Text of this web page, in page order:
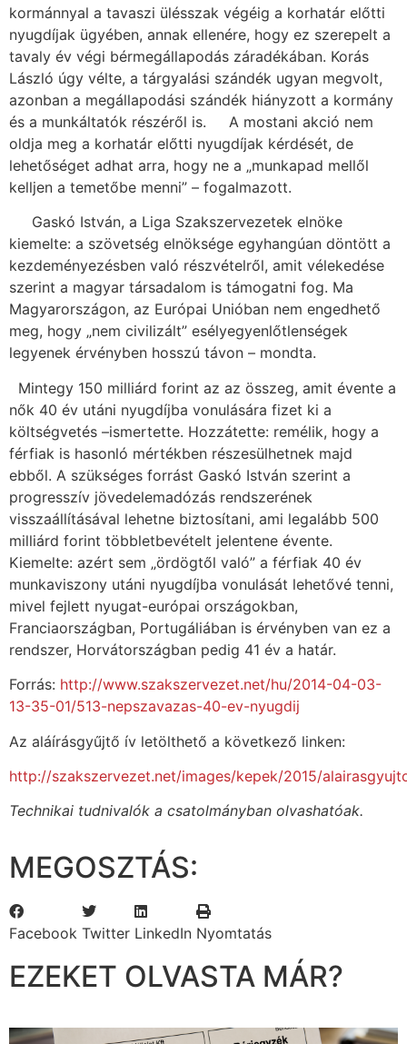
kormánnyal a tavaszi ülésszak végéig a korhatár előtti
nyugdíjak ügyében, annak ellenére, hogy ez szerepelt a
tavaly év végi bérmegállapodás záradékában. Korás
László úgy vélte, a tárgyalási szándék ugyan megvolt,
azonban a megállapodási szándék hiányzott a kormány
és a munkáltatók részéről is. A mostani akció nem
oldja meg a korhatár előtti nyugdíjak kérdését, de
lehetőséget adhat arra, hogy ne a „munkapad mellől
kelljen a temetőbe menni” – fogalmazott.
Gaskó István, a Liga Szakszervezetek elnöke
kiemelte: a szövetség elnöksége egyhangúan döntött a
kezdeményezésben való részvételről, amit vélekedése
szerint a magyar társadalom is támogatni fog. Ma
Magyarországon, az Európai Unióban nem engedhető
meg, hogy „nem civilizált” esélyegyenlőtlenségek
legyenek érvényben hosszú távon – mondta.
Mintegy 150 milliárd forint az az összeg, amit évente a
nők 40 év utáni nyugdíjba vonulására fizet ki a
költségvetés –ismertette. Hozzátette: remélik, hogy a
férfiak is hasonló mértékben részesülhetnek majd
ebből. A szükséges forrást Gaskó István szerint a
progresszív jövedelemadózás rendszerének
visszaállításával lehetne biztosítani, ami legalább 500
milliárd forint többletbevételt jelentene évente.
Kiemelte: azért sem „ördögtől való” a férfiak 40 év
munkaviszony utáni nyugdíjba vonulását lehetővé tenni,
mivel fejlett nyugat-európai országokban,
Franciaországban, Portugáliában is érvényben van ez a
rendszer, Horvátországban pedig 41 év a határ.
Forrás: http://www.szakszervezet.net/hu/2014-04-03-
13-35-01/513-nepszavazas-40-ev-nyugdij
Az aláírásgyűjtő ív letölthető a következő linken:
http://szakszervezet.net/images/kepek/2015/
Technikai tudnivalók a csatolmányban olvashatóak.
MEGOSZTÁS:
Facebook Twitter LinkedIn Nyomtatás
EZEKET OLVASTA MÁR?